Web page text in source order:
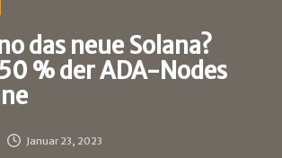
das neue Solana?
% der ADA-Nodes
Januar 23, 2023